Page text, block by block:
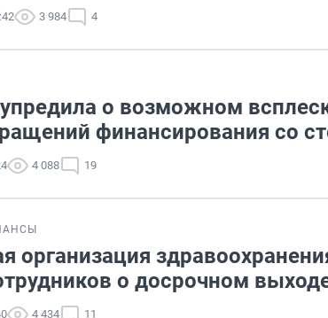
3 984 4
о возможном
финансирования со
4 088 19
организация
о досрочном
4 434 11